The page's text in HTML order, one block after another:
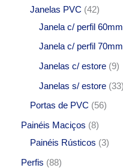
Janelas PVC
42
Janela c/ perfil 60mm
Janela c/ perfil 70mm
Janelas c/ estore 9
Janelas s/ estore 33
Portas de PVC 56
Painéis Maciços
8
Painéis Rústicos
3
Perfis
88